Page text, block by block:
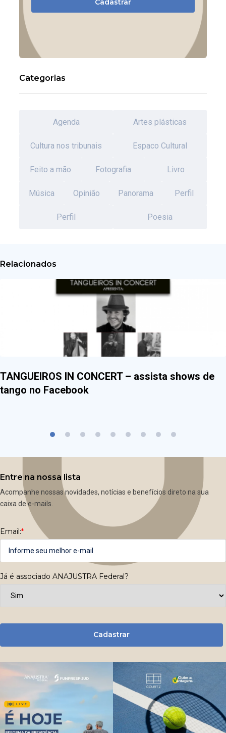
Cadastrar
Categorias
Agenda Artes plásticas
Cultura nos tribunais Espaco Cultural
Feito a mão Fotografia Livro
Música Opinião Panorama Perfil
Perfil Poesia
Relacionados
TANGUEIROS IN CONCERT – assista shows de
tango no Facebook
Entre na nossa lista
Acompanhe nossas novidades, notícias e benefícios direto na sua
caixa de e-mails.
Email:*
Já é associado ANAJUSTRA Federal?
Cadastrar